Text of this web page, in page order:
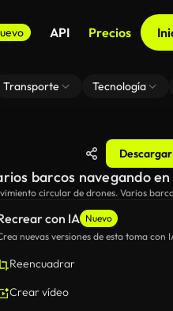
API Precios
Transporte Tecnología
con IA Nuevo
nuevas versiones de esta toma con
Reencuadrar
Crear vídeo
barcos navegando
circular de drones. Varios